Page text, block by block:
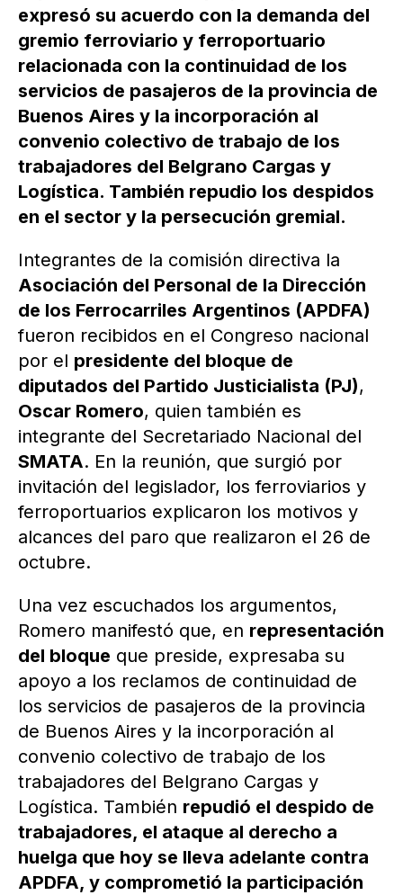
expresó su acuerdo con la demanda del
gremio ferroviario y ferroportuario
relacionada con la continuidad de los
servicios de pasajeros de la provincia de
Buenos Aires y la incorporación al
convenio colectivo de trabajo de los
trabajadores del Belgrano Cargas y
Logística. También repudio los despidos
en el sector y la persecución gremial.
Integrantes de la comisión directiva la
Asociación del Personal de la Dirección
de los Ferrocarriles Argentinos (APDFA)
fueron recibidos en el Congreso nacional
por el presidente del bloque de
diputados del Partido Justicialista (PJ),
Oscar Romero, quien también es
integrante del Secretariado Nacional del
SMATA. En la reunión, que surgió por
invitación del legislador, los ferroviarios y
ferroportuarios explicaron los motivos y
alcances del paro que realizaron el 26 de
octubre.
Una vez escuchados los argumentos,
Romero manifestó que, en representación
del bloque que preside, expresaba su
apoyo a los reclamos de continuidad de
los servicios de pasajeros de la provincia
de Buenos Aires y la incorporación al
convenio colectivo de trabajo de los
trabajadores del Belgrano Cargas y
Logística. También repudió el despido de
trabajadores, el ataque al derecho a
huelga que hoy se lleva adelante contra
APDFA, y comprometió la participación